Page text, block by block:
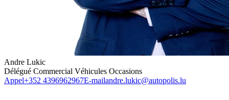
Andre Lukic
Délégué Commercial Véhicules Occasions
Appel+352 4396962967E-mailandre.lukic@autopolis.lu